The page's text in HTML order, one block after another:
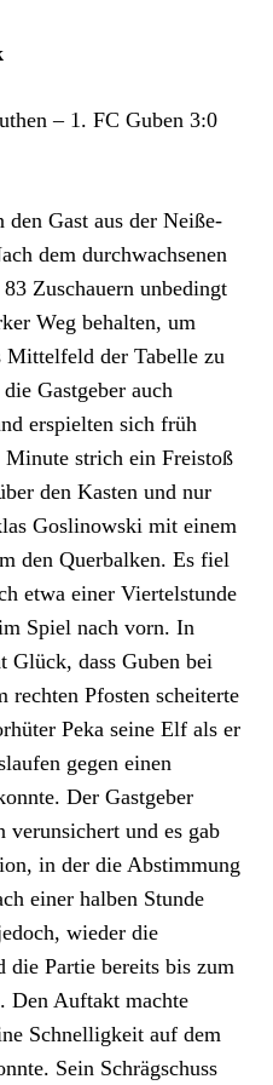
– 1. FC Guben 3:0
Gast aus der Neiße-
dem durchwachsenen
Zuschauern unbedingt
Weg behalten, um
Mittelfeld der Tabelle zu
Gastgeber auch
erspielten sich früh
Minute strich ein Freistoß
den Kasten und nur
Goslinowski mit einem
den Querbalken. Es fiel
etwa einer Viertelstunde
Spiel nach vorn. In
Glück, dass Guben bei
Pfosten scheiterte
Peka seine Elf als er
gegen einen
Der Gastgeber
und es gab
in der die Abstimmung
einer halben Stunde
wieder die
die Partie bereits bis zum
Den Auftakt machte
Schnelligkeit auf dem
Sein Schrägschuss